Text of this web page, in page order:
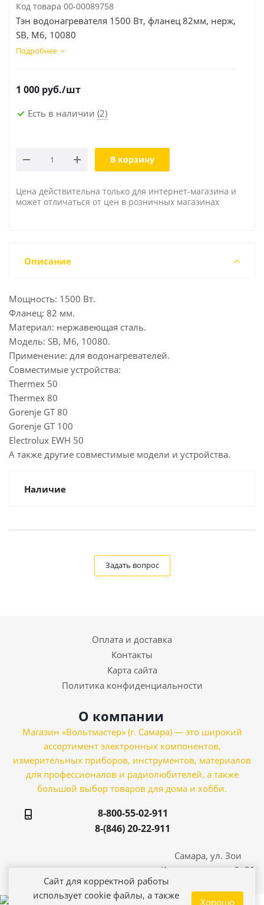
Код товара 00-00089758
Тэн водонагревателя 1500 Вт, фланец 82мм, нерж,
SB, М6, 10080
Подробнее
1 000 руб./шт
Есть в наличии (2)
В корзину
Цена действительна только для интернет-магазина и
может отличаться от цен в розничных магазинах
Описание
Мощность: 1500 Вт.
Фланец: 82 мм.
Материал: нержавеющая сталь.
Модель: SB, М6, 10080.
Применение: для водонагревателей.
Совместимые устройства:
Thermex 50
Thermex 80
Gorenje GT 80
Gorenje GT 100
Electrolux EWH 50
А также другие совместимые модели и устройства.
Наличие
Задать вопрос
Оплата и доставка
Контакты
Карта сайта
Политика конфиденциальности
О компании
Магазин «Вольтмастер» (г. Самара) — это широкий
ассортимент электронных компонентов,
измерительных приборов, инструментов, материалов
для профессионалов и радиолюбителей, а также
большой выбор товаров для дома и хобби.
8-800-55-02-911
8-(846) 20-22-911
Самара, ул. Зои
Космодемьянской, 21
Сайт для корректной работы
использует cookie файлы, а также
Хорошо